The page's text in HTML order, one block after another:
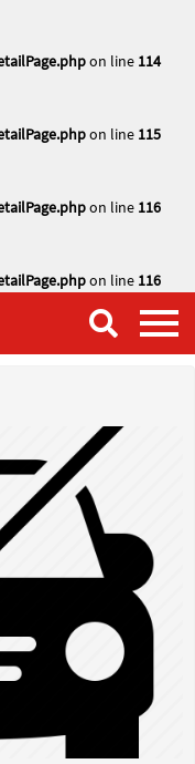
on line 114
on line 115
on line 116
on line 116